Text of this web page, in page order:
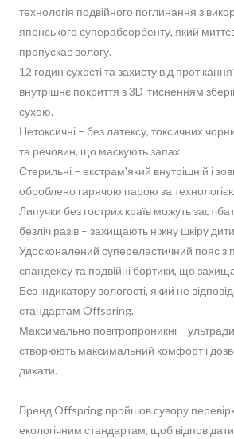
технологія подвійного поглинання з
японського суперабсорбенту, який
пропускає вологу.
12 годин сухості та захисту від
внутрішнє покриття з 3D-тисненням
сухою.
Нетоксичні – без латексу, токсичних
та речовин, що маскують запах.
Стерильні – екстрам'який внутрішній і
оброблено гарячою парою за
Липучки без гострих країв можуть
безліч разів – захищають ніжну шкіру
Удосконалений супереластичний пояс з
спандексу та подвійні бортики, що
Без індикатору вологості, який не
стандартам Offspring.
Максимально повітропроникні –
створюють максимальний комфорт і
дихати.
Бренд Offspring пройшов сувору
екологічним стандартам, щоб відповідати